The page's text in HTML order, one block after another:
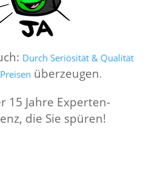
Durch Seriösität & Qualität
überzeugen.
15 Jahre Experten-
die Sie spüren!